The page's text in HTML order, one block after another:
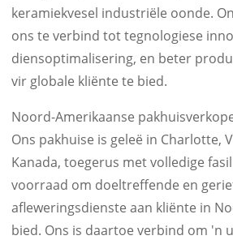
keramiekvesel industriële oonde.
ons te verbind tot tegnologiese
diensoptimalisering, en beter
vir globale kliënte te bied.
Noord-Amerikaanse
Ons pakhuise is geleë in Charlotte,
Kanada, toegerus met volledige
voorraad om doeltreffende en
afleweringsdienste aan kliënte in
bied. Ons is daartoe verbind om 'n